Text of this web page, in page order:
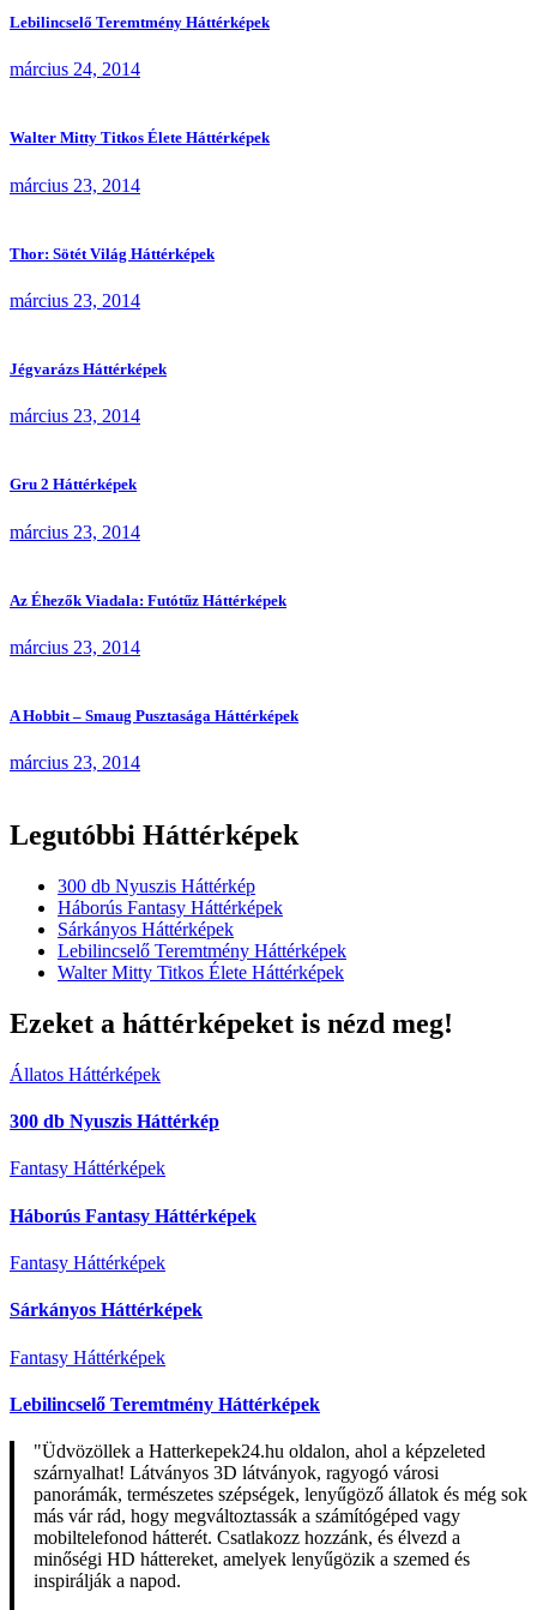
Lebilincselő Teremtmény Háttérképek
március 24, 2014
Walter Mitty Titkos Élete Háttérképek
március 23, 2014
Thor: Sötét Világ Háttérképek
március 23, 2014
Jégvarázs Háttérképek
március 23, 2014
Gru 2 Háttérképek
március 23, 2014
Az Éhezők Viadala: Futótűz Háttérképek
március 23, 2014
A Hobbit – Smaug Pusztasága Háttérképek
március 23, 2014
Legutóbbi Háttérképek
300 db Nyuszis Háttérkép
Háborús Fantasy Háttérképek
Sárkányos Háttérképek
Lebilincselő Teremtmény Háttérképek
Walter Mitty Titkos Élete Háttérképek
Ezeket a háttérképeket is nézd meg!
Állatos Háttérképek
300 db Nyuszis Háttérkép
Fantasy Háttérképek
Háborús Fantasy Háttérképek
Fantasy Háttérképek
Sárkányos Háttérképek
Fantasy Háttérképek
Lebilincselő Teremtmény Háttérképek
"Üdvözöllek a Hatterkepek24.hu oldalon, ahol a képzeleted
szárnyalhat! Látványos 3D látványok, ragyogó városi
panorámák, természetes szépségek, lenyűgöző állatok és még sok
más vár rád, hogy megváltoztassák a számítógéped vagy
mobiltelefonod hátterét. Csatlakozz hozzánk, és élvezd a
minőségi HD háttereket, amelyek lenyűgözik a szemed és
inspirálják a napod.